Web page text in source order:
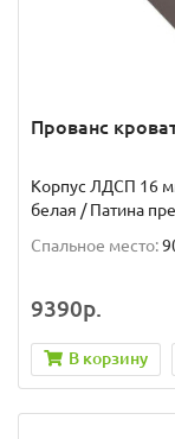
Прованс
Корпус ЛДСП 16
белая / Патина
Спальное место:
9390р.
В корзину